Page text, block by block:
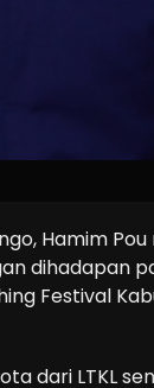
Hamim
dihadapan
Festival
dari LTKL